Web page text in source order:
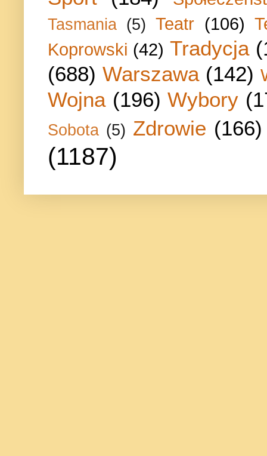
Tasmania (5) Teatr (106)
Koprowski (42) Tradycja
(688) Warszawa (142)
Wojna (196) Wybory
Sobota (5) Zdrowie (166)
(1187)